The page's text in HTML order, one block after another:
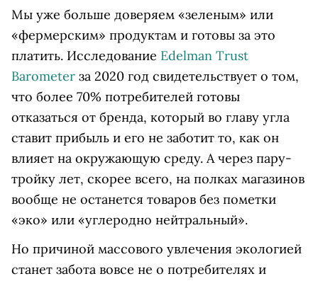
Мы уже больше доверяем «зеленым» или
«фермерским» продуктам и готовы за это
платить. Исследование Edelman Trust
Barometer за 2020 год свидетельствует о том,
что более 70% потребителей готовы
отказаться от бренда, который во главу угла
ставит прибыль и его не заботит то, как он
влияет на окружающую среду. А через пару-
тройку лет, скорее всего, на полках магазинов
вообще не останется товаров без пометки
«эко» или «углеродно нейтральный».
Но причиной массового увлечения экологией
станет забота вовсе не о потребителях и